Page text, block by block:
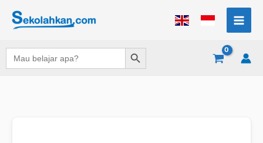
Search
for:
Search Button